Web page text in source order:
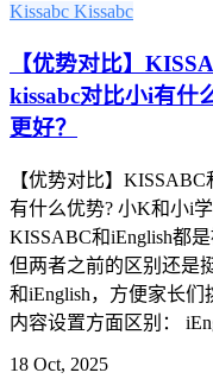
Kissabc Kissabc
【优势对比】
kissabc对比小i有什
更好？
【优势对比】
有什么优势? 小K和小i
KISSABC和iEnglish都
但两者之前的区别还是
和iEnglish，方便家长们
内容设置方面区别：
18 Oct, 2025